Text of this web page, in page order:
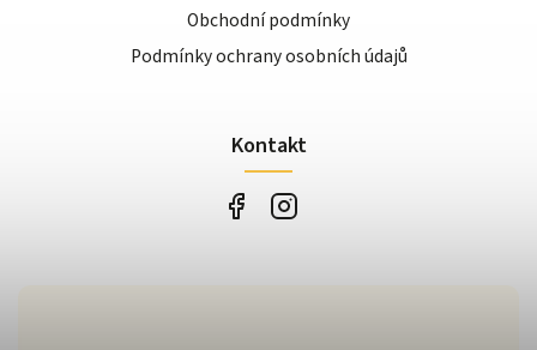
Obchodní podmínky
Podmínky ochrany osobních údajů
Kontakt